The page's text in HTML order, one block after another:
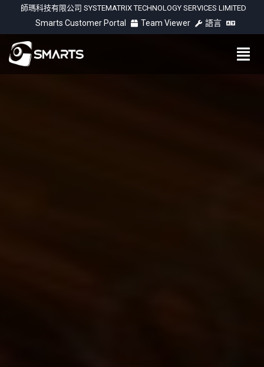
師瑪科技有限公司 SYSTEMATRIX TECHNOLOGY SERVICES LIMITED
Smarts Customer Portal Team Viewer 語言